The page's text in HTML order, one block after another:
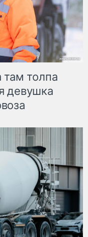
там толпа
девушка